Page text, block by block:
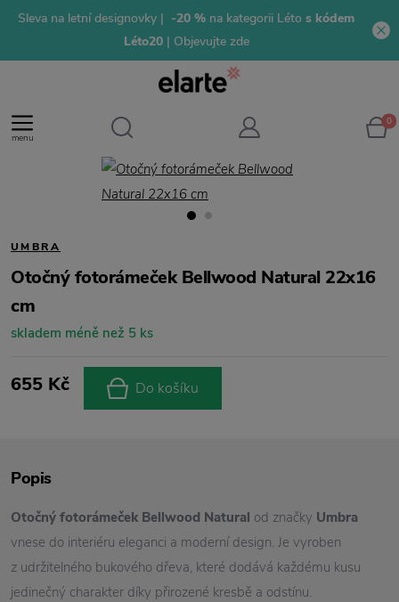
Sleva na letní designovky | -20 % na kategorii Léto s kódem
Léto20 | Objevujte zde
menu
0
UMBRA
Otočný fotorámeček Bellwood Natural 22x16
cm
skladem méně než 5 ks
655 Kč Do košíku
Popis
Otočný fotorámeček Bellwood Natural od značky Umbra
vnese do interiéru eleganci a moderní design. Je vyroben
z udržitelného bukového dřeva, které dodává každému kusu
jedinečný charakter díky přirozené kresbě a odstínu.